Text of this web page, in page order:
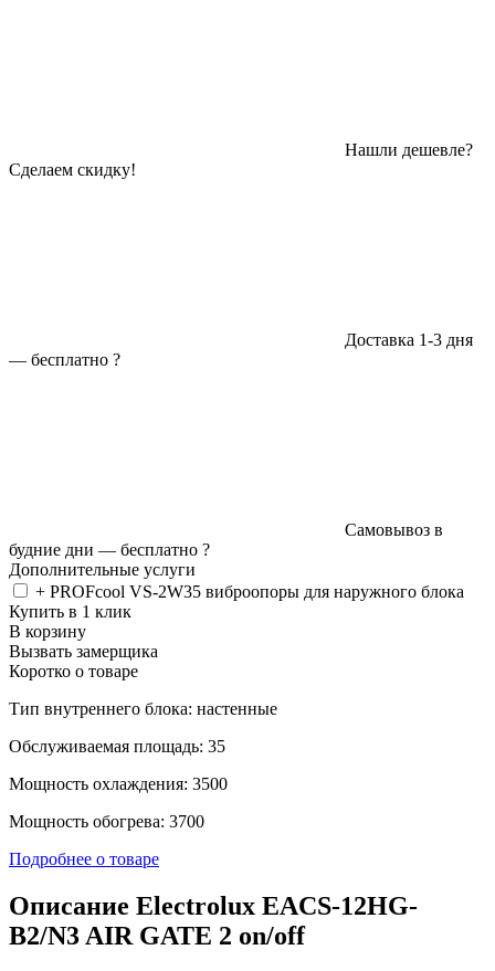
Нашли дешевле?
Сделаем скидку!
Доставка 1-3 дня
— бесплатно ?
Самовывоз в
будние дни — бесплатно ?
Дополнительные услуги
+ PROFcool VS-2W35 виброопоры для наружного блока
Купить в 1 клик
В корзину
Вызвать замерщика
Коротко о товаре
Тип внутреннего блока: настенные
Обслуживаемая площадь: 35
Мощность охлаждения: 3500
Мощность обогрева: 3700
Подробнее о товаре
Описание Electrolux EACS-12HG-
B2/N3 AIR GATE 2 on/off